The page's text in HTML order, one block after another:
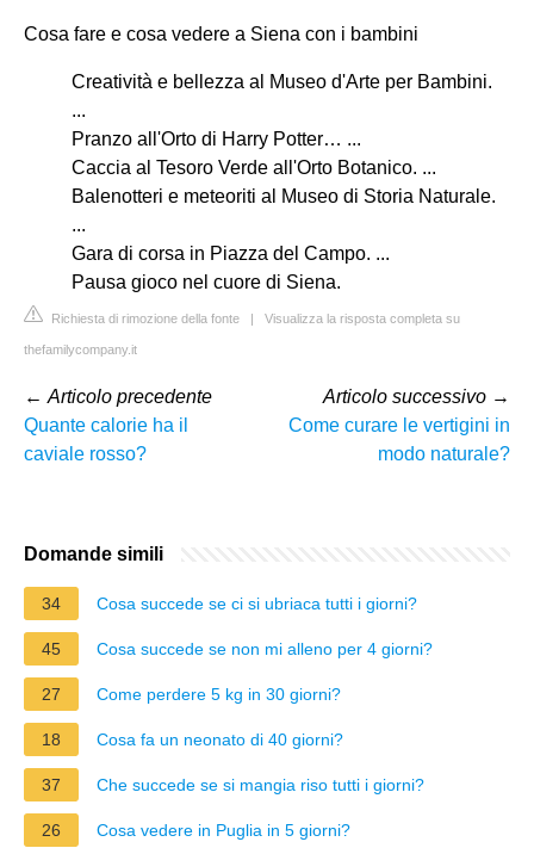
Cosa fare e cosa vedere a Siena con i bambini
Creatività e bellezza al Museo d'Arte per Bambini.
...
Pranzo all'Orto di Harry Potter… ...
Caccia al Tesoro Verde all'Orto Botanico. ...
Balenotteri e meteoriti al Museo di Storia Naturale.
...
Gara di corsa in Piazza del Campo. ...
Pausa gioco nel cuore di Siena.
Richiesta di rimozione della fonte | Visualizza la risposta completa su
thefamilycompany.it
← Articolo precedente
Quante calorie ha il
caviale rosso?
Articolo successivo →
Come curare le vertigini in
modo naturale?
Domande simili
34 Cosa succede se ci si ubriaca tutti i giorni?
45 Cosa succede se non mi alleno per 4 giorni?
27 Come perdere 5 kg in 30 giorni?
18 Cosa fa un neonato di 40 giorni?
37 Che succede se si mangia riso tutti i giorni?
26 Cosa vedere in Puglia in 5 giorni?